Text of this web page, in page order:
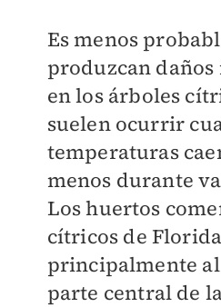
Es menos
produzcan
en los árboles
suelen ocurrir
temperaturas
menos durante
Los huertos
cítricos de
principalmente
parte central de